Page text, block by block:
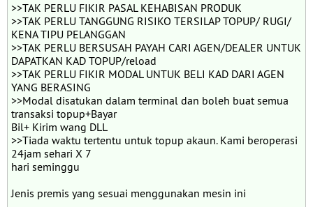
>>TAK PERLU FIKIR PASAL KEHABISAN PRODUK
>>TAK PERLU TANGGUNG RISIKO TERSILAP TOPUP/ RUGI/
KENA TIPU PELANGGAN
>>TAK PERLU BERSUSAH PAYAH CARI AGEN/DEALER UNTUK
DAPATKAN KAD TOPUP/reload
>>TAK PERLU FIKIR MODAL UNTUK BELI KAD DARI AGEN
YANG BERASING
>>Modal disatukan dalam terminal dan boleh buat semua
transaksi topup+Bayar
Bil+ Kirim wang DLL
>>Tiada waktu tertentu untuk topup akaun. Kami beroperasi
24jam sehari X 7
hari seminggu
Jenis premis yang sesuai menggunakan mesin ini